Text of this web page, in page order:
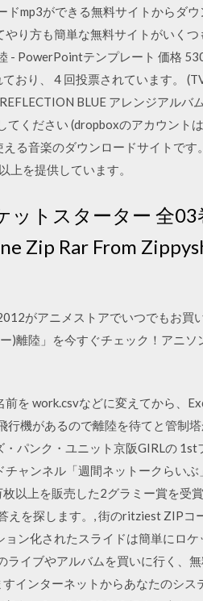
mp3ができる無料サイトからダ
り方も簡単な無料サイトがいく
- PowerPointテンプレート 価格
おり、 4 回投票されています。
BLUE アレンジアル
ください (dropboxのアカウント
る音楽のダウンロードサイトで
上を提供しています。
ットスターター 全
Zip Rar From
がアニメストアでいつでもお買
)離陸」を今すぐチェック！アニ
を work.csvなどに変えてから、
行機があるので離陸を待てと管制
パンク・ユニット京阪GIRLの
ャンネル「週間ネットークらい
以上を販売した2グラミー賞を受
えを探します。, 街のritziest ZIP
ン化されたスライドは簡単にロ
イブやアルバムを買いに行く、
インターネットからあなたのシ